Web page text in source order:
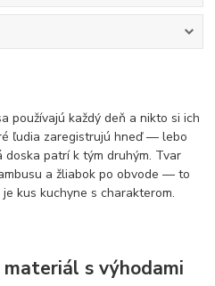
používajú každý deň a nikto si ich
ľudia zaregistrujú hneď — lebo
patrí k tým druhým. Tvar
a žliabok po obvode — to
kus kuchyne s charakterom.
s výhodami